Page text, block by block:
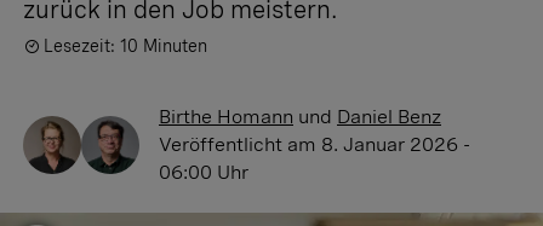
zurück in den Job meistern.
Lesezeit: 10 Minuten
Birthe Homann und Daniel Benz
Veröffentlicht am 8. Januar 2026 -
06:00 Uhr